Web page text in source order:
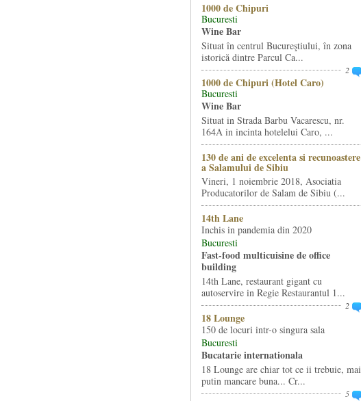
1000 de Chipuri
Bucuresti
Wine Bar
Situat în centrul Bucureştiului, în zona
istorică dintre Parcul Ca...
2
1000 de Chipuri (Hotel Caro)
Bucuresti
Wine Bar
Situat in Strada Barbu Vacarescu, nr.
164A in incinta hotelelui Caro, ...
130 de ani de excelenta si recunoastere
a Salamului de Sibiu
Vineri, 1 noiembrie 2018, Asociatia
Producatorilor de Salam de Sibiu (...
14th Lane
Inchis in pandemia din 2020
Bucuresti
Fast-food multicuisine de office
building
14th Lane, restaurant gigant cu
autoservire in Regie Restaurantul 1...
2
18 Lounge
150 de locuri intr-o singura sala
Bucuresti
Bucatarie internationala
18 Lounge are chiar tot ce ii trebuie, mai
putin mancare buna... Cr...
5